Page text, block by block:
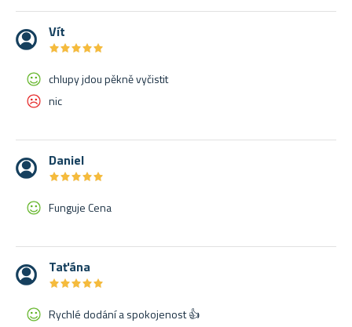
Vít
★★★★★
★★★★★
chlupy jdou pěkně vyčistit
nic
Daniel
★★★★★
★★★★★
Funguje Cena
Taťána
★★★★★
★★★★★
Rychlé dodání a spokojenost 👍